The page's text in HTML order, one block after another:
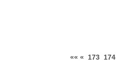
«« « 173 174